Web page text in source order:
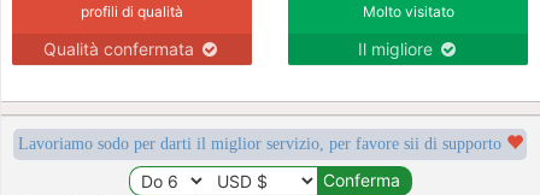
profili di qualità
Qualità confermata
Molto visitato
Il migliore
Lavoriamo sodo per darti il miglior servizio, per favore sii di supporto